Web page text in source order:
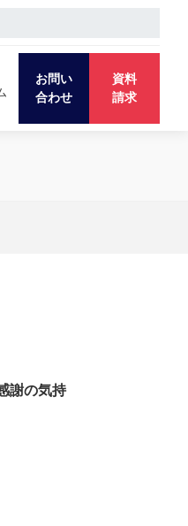
お問い
合わせ
資料
請求
謝の気持